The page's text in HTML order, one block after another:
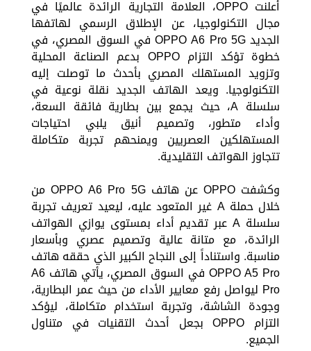
أعلنت OPPO، العلامة التجارية الرائدة عالميًا في
مجال التكنولوجيا، عن الإطلاق الرسمي لهاتفها
الجديد OPPO A6 Pro 5G في السوق المصري، في
خطوة تؤكد التزام OPPO بدعم الصناعة المحلية
وتزويد المستهلك المصري بأحدث ما توصلت إليه
التكنولوجيا. ويعد الهاتف الجديد نقلة نوعية في
سلسلة A، حيث يجمع بين بطارية فائقة السعة،
وأداء متطور، وتصميم أنيق يلبي احتياجات
المستهلكين العصريين ويمنحهم تجربة متكاملة
تتجاوز الهواتف التقليدية.
وكشفت OPPO عن هاتف OPPO A6 Pro 5G من
خلال حملة A غير المتعود عليه، ليعيد تعريف تجربة
سلسلة A عبر تقديم أداء بمستوى يوازي الهواتف
الرائدة، مع متانة عالية وتصميم عصري وبأسعار
مناسبة. واستناداً إلى النجاح الكبير الذي حققه هاتف
OPPO A5 Pro في السوق المصري، يأتي هاتف A6
Pro ليواصل رفع معايير الأداء من حيث عمر البطارية،
وجودة الشاشة، وتجربة استخدام متكاملة، ليؤكد
التزام OPPO بجعل أحدث التقنيات في متناول
الجميع.